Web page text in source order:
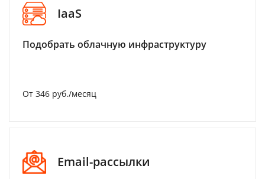
IaaS
Подобрать облачную инфраструктуру
От 346 руб./месяц
Email-рассылки